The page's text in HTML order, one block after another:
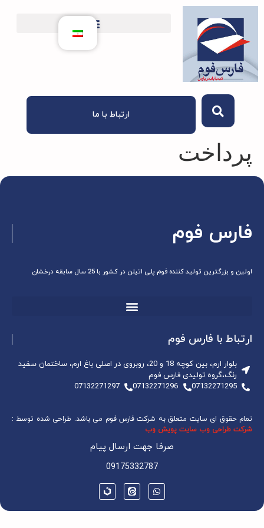
ارتباط با ما
پرداخت
فارس فوم
اولین و بزرگترین تولید کننده فوم پلی اتیلن در کشور با 25 سال سابقه درخشان
ارتباط با فارس فوم
بلوار ارم، بین کوچه 18 و 20، روبروی در اصلی باغ ارم، ساختمان سفید
رنگ،گروه تولیدی فارس فوم
07132271295
07132271296
07132271297
تمام حقوق ای سایت متعلق به شرکت فارس فوم می باشد. طراحی شده توسط :
شرکت طراحی وب سایت پویش وب
صرفا جهت ارسال پیام
09175332787